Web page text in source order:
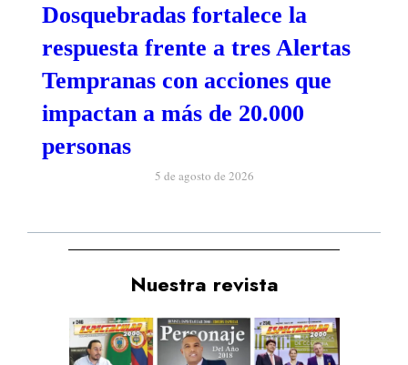
Dosquebradas fortalece la
respuesta frente a tres Alertas
Tempranas con acciones que
impactan a más de 20.000
personas
5 de agosto de 2026
Nuestra revista